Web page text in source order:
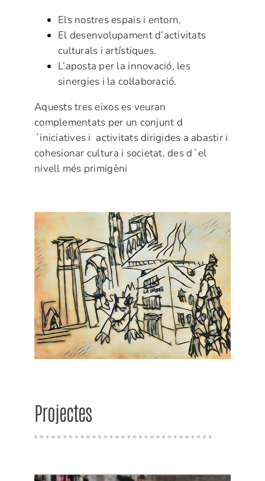
Els nostres espais i entorn.
El desenvolupament d’activitats
culturals i artístiques.
L’aposta per la innovació, les
sinergies i la col·laboració.
Aquests tres eixos es veuran
complementats per un conjunt d
´iniciatives i activitats dirigides a abastir i
cohesionar cultura i societat, des d´el
nivell més primigèni
Projectes